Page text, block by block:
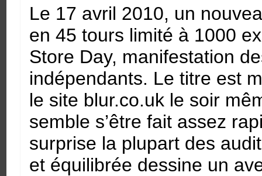
Le 17 avril 2010, un
en 45 tours limité à 1000
Store Day, manifestation
indépendants. Le titre est
le site blur.co.uk le soir
semble s’être fait assez
surprise la plupart des
et équilibrée dessine un